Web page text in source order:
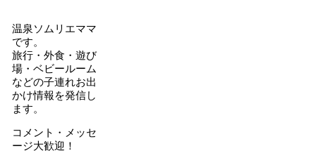
温泉ソムリエママ
です。
旅行・外食・遊び
場・ベビールーム
などの子連れお出
かけ情報を発信し
ます。
コメント・メッセ
ージ大歓迎！